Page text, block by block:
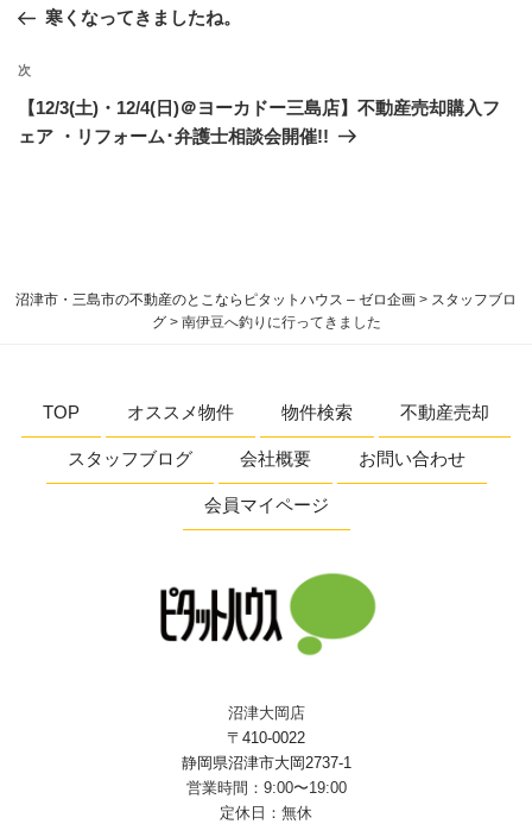
寒くなってきましたね。
次
【12/3(土)・12/4(日)＠ヨーカドー三島店】不動産売却購入フ
ェア ・リフォーム･弁護士相談会開催!!
沼津市・三島市の不動産のとこならピタットハウス – ゼロ企画 > スタッフブロ
グ> 南伊豆へ釣りに行ってきました
TOP オススメ物件 物件検索 不動産売却
スタッフブログ 会社概要 お問い合わせ
会員マイページ
沼津大岡店
〒410-0022
静岡県沼津市大岡2737-1
営業時間：9:00〜19:00
定休日：無休